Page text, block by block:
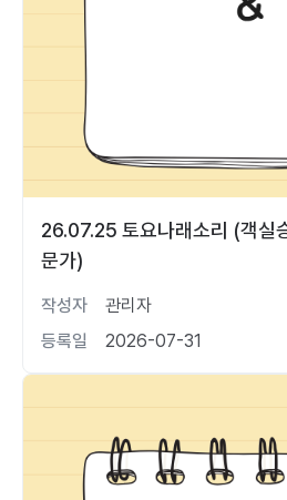
26.07.25 토요나래소리 (객실
문가)
작성자
관리자
등록일
2026-07-31